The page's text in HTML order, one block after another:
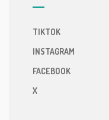
TIKTOK
INSTAGRAM
FACEBOOK
X